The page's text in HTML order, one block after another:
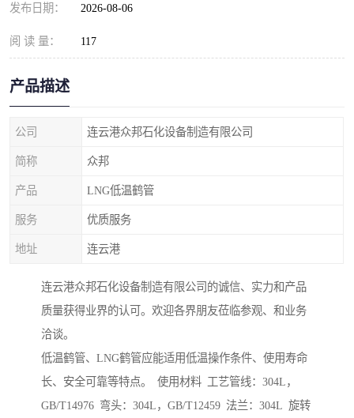
发布日期： 2026-08-06
阅 读 量： 117
产品描述
公司 连云港众邦石化设备制造有限公司
简称 众邦
产品 LNG低温鹤管
服务 优质服务
地址 连云港
连云港众邦石化设备制造有限公司的诚信、实力和产品
质量获得业界的认可。欢迎各界朋友莅临参观、和业务
洽谈。
低温鹤管、LNG鹤管应能适用低温操作条件、使用寿命
长、安全可靠等特点。 使用材料 工艺管线：304L，
GB/T14976 弯头：304L，GB/T12459 法兰：304L 旋转